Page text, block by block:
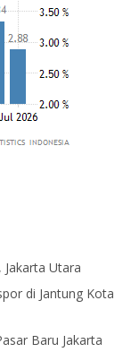
Utara
di Jantung Kota
Baru Jakarta